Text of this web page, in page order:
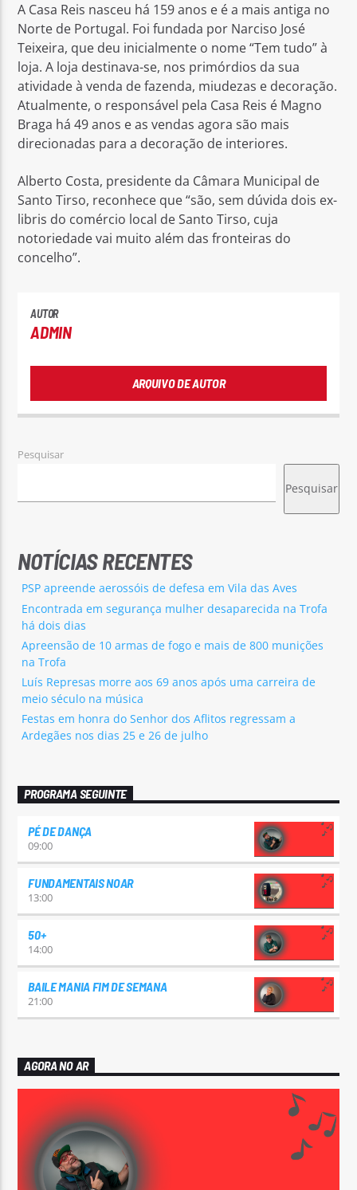
A Casa Reis nasceu há 159 anos e é a mais antiga no
Norte de Portugal. Foi fundada por Narciso José
Teixeira, que deu inicialmente o nome “Tem tudo” à
loja. A loja destinava-se, nos primórdios da sua
atividade à venda de fazenda, miudezas e decoração.
Atualmente, o responsável pela Casa Reis é Magno
Braga há 49 anos e as vendas agora são mais
direcionadas para a decoração de interiores.
Alberto Costa, presidente da Câmara Municipal de
Santo Tirso, reconhece que “são, sem dúvida dois ex-
libris do comércio local de Santo Tirso, cuja
notoriedade vai muito além das fronteiras do
concelho”.
AUTOR
ADMIN
ARQUIVO DE AUTOR
Pesquisar
Pesquisar
NOTÍCIAS RECENTES
PSP apreende aerossóis de defesa em Vila das Aves
Encontrada em segurança mulher desaparecida na Trofa
há dois dias
Apreensão de 10 armas de fogo e mais de 800 munições
na Trofa
Luís Represas morre aos 69 anos após uma carreira de
meio século na música
Festas em honra do Senhor dos Aflitos regressam a
Ardegães nos dias 25 e 26 de julho
PROGRAMA SEGUINTE
PÉ DE DANÇA
09:00
FUNDAMENTAIS NOAR
13:00
50+
14:00
BAILE MANIA FIM DE SEMANA
21:00
AGORA NO AR